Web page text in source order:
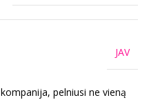
JAV
pelniusi ne vieną